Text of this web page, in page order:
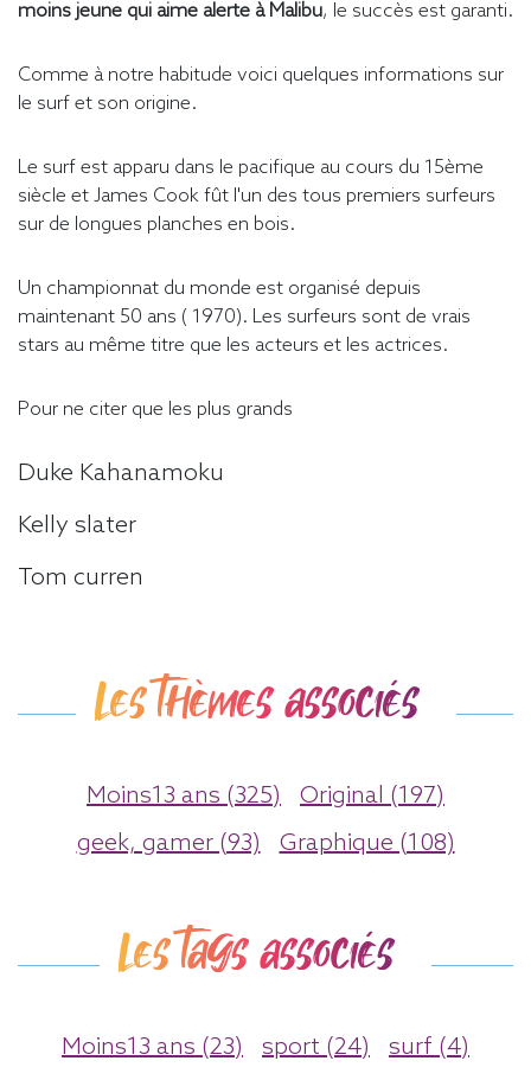
moins jeune qui aime alerte à Malibu, le succès est garanti.
Comme à notre habitude voici quelques informations sur
le surf et son origine.
Le surf est apparu dans le pacifique au cours du 15ème
siècle et James Cook fût l'un des tous premiers surfeurs
sur de longues planches en bois.
Un championnat du monde est organisé depuis
maintenant 50 ans ( 1970). Les surfeurs sont de vrais
stars au même titre que les acteurs et les actrices.
Pour ne citer que les plus grands
Duke Kahanamoku
Kelly slater
Tom curren
Les thèmes associés
Moins13 ans (325)
Original (197)
geek, gamer (93)
Graphique (108)
Les tags associés
Moins13 ans (23) sport (24)
surf (4)